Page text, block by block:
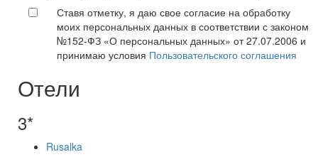
Ставя отметку, я даю свое согласие на обработку
моих персональных данных в соответствии с законом
№152-ФЗ «О персональных данных» от 27.07.2006 и
принимаю условия Пользовательского соглашения
Отели
3*
Rusalka